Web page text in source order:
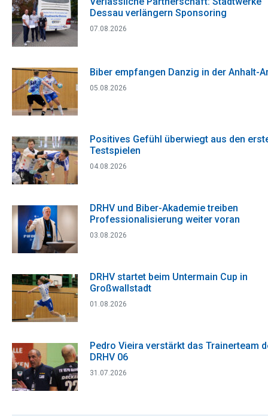
Dessau verlängern Sponsoring
07.08.2026
Biber empfangen Danzig in der Anhalt-
05.08.2026
Positives Gefühl überwiegt aus den
Testspielen
04.08.2026
DRHV und Biber-Akademie treiben
Professionalisierung weiter voran
03.08.2026
DRHV startet beim Untermain Cup in
Großwallstadt
01.08.2026
Pedro Vieira verstärkt das Trainerteam
DRHV 06
31.07.2026